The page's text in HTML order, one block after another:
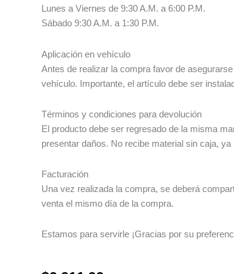
Lunes a Viernes de 9:30 A.M. a 6:00 P.M.
Sábado 9:30 A.M. a 1:30 P.M.
Aplicación en vehículo
Antes de realizar la compra favor de
vehículo. Importante, el artículo debe ser
Términos y condiciones para devolución
El producto debe ser regresado de la misma
presentar daños. No recibe material sin caja,
Facturación
Una vez realizada la compra, se deberá
venta el mismo día de la compra.
Estamos para servirle ¡Gracias por su